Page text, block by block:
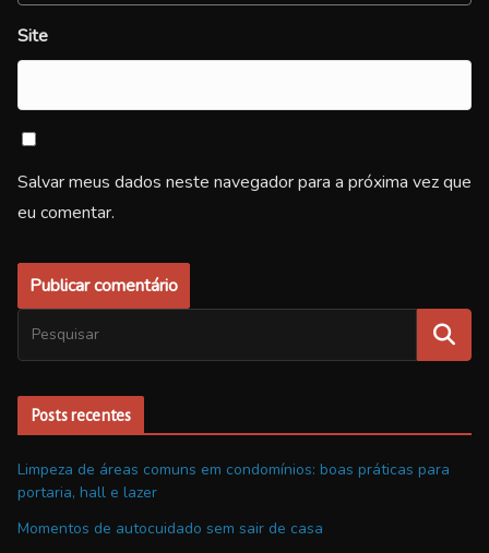
Site
Salvar meus dados neste navegador para a próxima vez que
eu comentar.
Posts recentes
Limpeza de áreas comuns em condomínios: boas práticas para
portaria, hall e lazer
Momentos de autocuidado sem sair de casa